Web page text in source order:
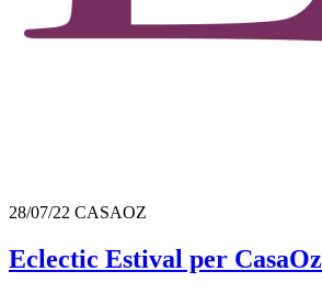
28/07/22 CASAOZ
Eclectic Estival per CasaOz